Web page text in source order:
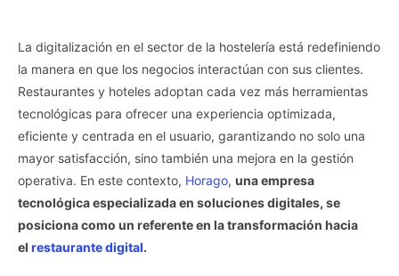
La digitalización en el sector de la hostelería está redefiniendo
la manera en que los negocios interactúan con sus clientes.
Restaurantes y hoteles adoptan cada vez más herramientas
tecnológicas para ofrecer una experiencia optimizada,
eficiente y centrada en el usuario, garantizando no solo una
mayor satisfacción, sino también una mejora en la gestión
operativa. En este contexto, Horago, una empresa
tecnológica especializada en soluciones digitales, se
posiciona como un referente en la transformación hacia
el restaurante digital.